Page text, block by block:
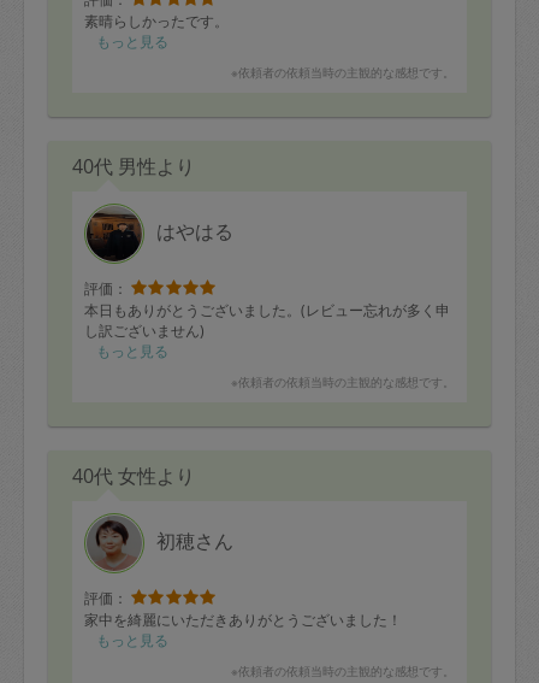
素晴らしかったです。
もっと見る
※依頼者の依頼当時の主観的な感想です。
40代 男性より
はやはる
評価：
本日もありがとうございました。(レビュー忘れが多く申
し訳ございません)
もっと見る
※依頼者の依頼当時の主観的な感想です。
40代 女性より
初穂さん
評価：
家中を綺麗にいただきありがとうございました！
もっと見る
※依頼者の依頼当時の主観的な感想です。